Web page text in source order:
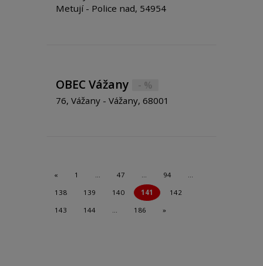
Metují - Police nad, 54954
OBEC Vážany - %
76, Vážany - Vážany, 68001
« 1 … 47 … 94
…
138
139 140 141
142
143
144 … 186 »